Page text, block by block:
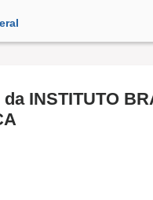
INSTITUTO